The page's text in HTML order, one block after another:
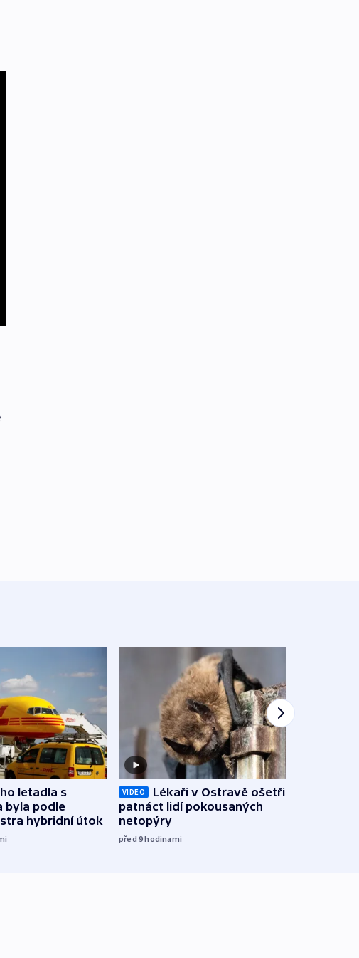
letadla s
byla podle
hybridní útok
VIDEO
Lékaři v Ostravě ošetřili už
patnáct lidí pokousaných
netopýry
před 9hodinami